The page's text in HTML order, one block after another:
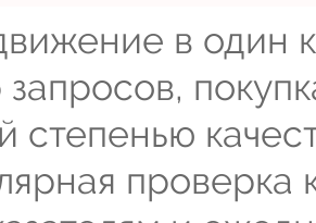
в один
степенью
проверка